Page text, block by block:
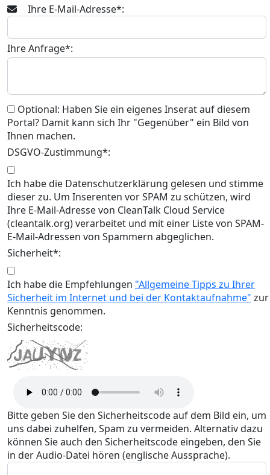
Ihre E-Mail-Adresse*:
Ihre Anfrage*:
Optional: Haben Sie ein eigenes Inserat auf diesem
Portal? Damit kann sich Ihr "Gegenüber" ein Bild von
Ihnen machen.
DSGVO-Zustimmung*:
Ich habe die Datenschutzerklärung gelesen und stimme
dieser zu. Um Inserenten vor SPAM zu schützen, wird
Ihre E-Mail-Adresse von CleanTalk Cloud Service
(cleantalk.org) verarbeitet und mit einer Liste von SPAM-
E-Mail-Adressen von Spammern abgeglichen.
Sicherheit*:
Ich habe die Empfehlungen "Allgemeine Tipps zu Ihrer
Sicherheit im Internet und bei der Kontaktaufnahme" zur
Kenntnis genommen.
Sicherheitscode:
Bitte geben Sie den Sicherheitscode auf dem Bild ein, um
uns dabei zuhelfen, Spam zu vermeiden. Alternativ dazu
können Sie auch den Sicherheitscode eingeben, den Sie
in der Audio-Datei hören (englische Aussprache).